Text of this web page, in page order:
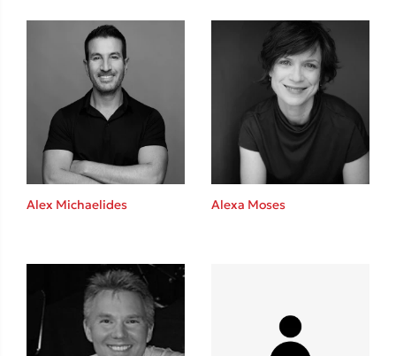
Η μέθοδος Αφήστε τους
Φυστίκι ΠουΚυλάει
Παύλος Καστανάς
El Sombrero
Στέφανος Ξενάκης
Alex Michaelides Alexa Moses